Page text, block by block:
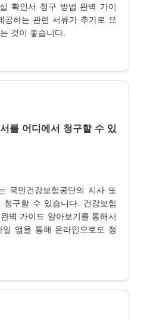
확인서 청구 방법 완벽 가이
공하는 관련 서류가 추가로 요
것이 좋습니다.
를 어디에서 청구할 수 있
국민건강보험공단의 지사 또
구할 수 있습니다. 건강보험
벽 가이드 알아보기를 통해서
앱을 통해 온라인으로도 청